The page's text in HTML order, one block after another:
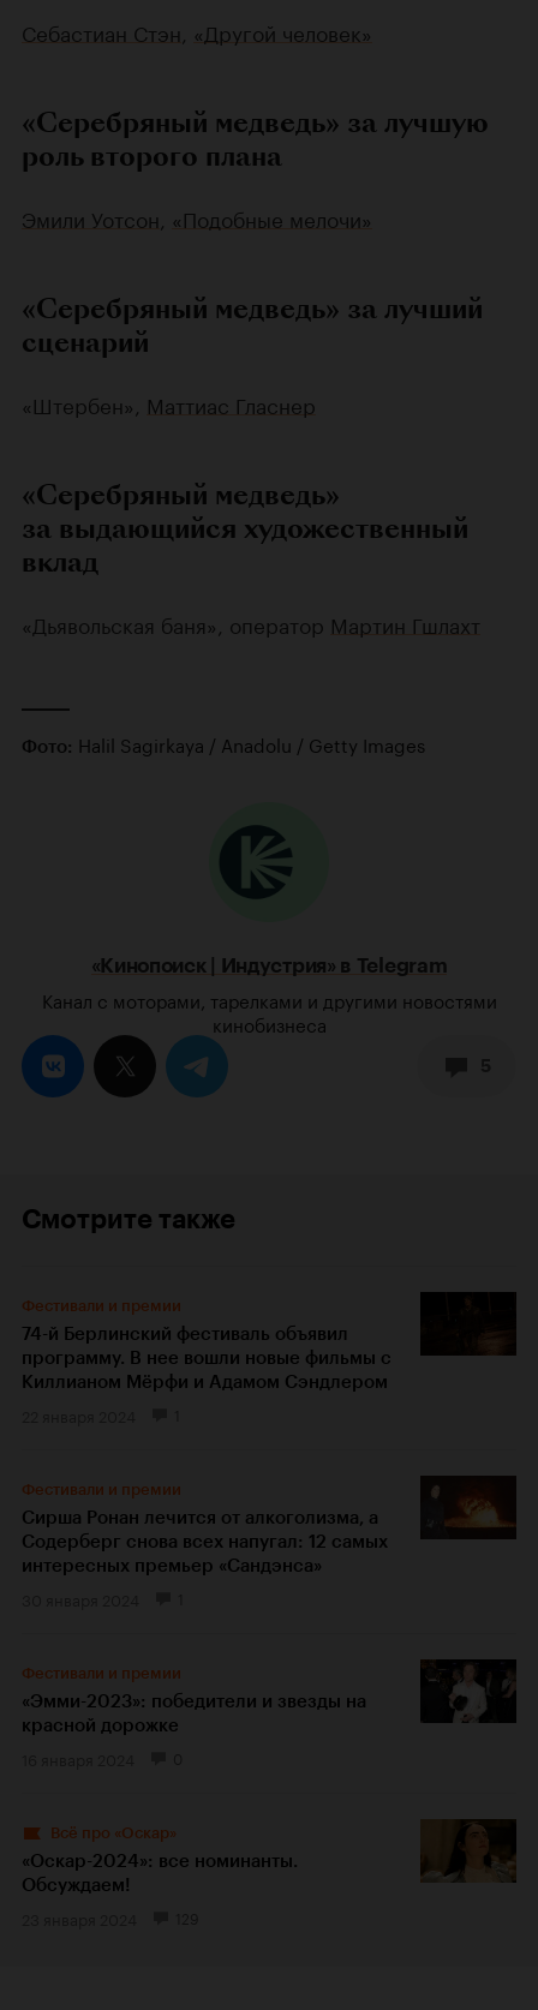
Себастиан Стэн «Другой человек»
«Серебряный медведь» за лучшую
роль второго плана
Эмили Уотсон «Подобные мелочи»
«Серебряный медведь» за лучший
сценарий
«Штербен», Маттиас Гласнер
«Серебряный медведь»
за выдающийся художественный
вклад
«Дьявольская баня», оператор Мартин Гшлахт
Фото: Halil Sagirkaya / Anadolu / Getty Images
«Кинопоиск | Индустрия» в Telegram
Канал с моторами, тарелками и другими новостями
кинобизнеса
Смотрите также
Фестивали и премии
74-й Берлинский фестиваль объявил
программу. В нее вошли новые фильмы с
Киллианом Мёрфи и Адамом Сэндлером
Фестивали и премии
Сирша Ронан лечится от алкоголизма, а
Содерберг снова всех напугал: 12 самых
интересных премьер «Сандэнса»
Фестивали и премии
«Эмми-2023»: победители и звезды на
красной дорожке
Всё про «Оскар»
«Оскар-2024»: все номинанты.
Обсуждаем!